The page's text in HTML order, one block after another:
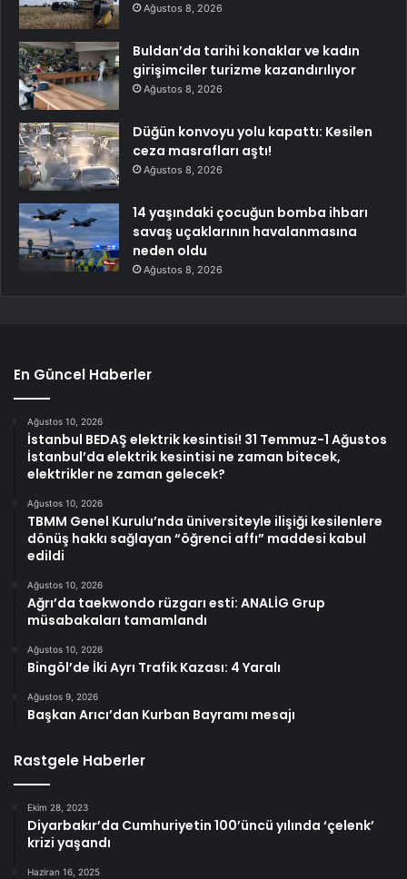
Ağustos 8, 2026
Buldan’da tarihi konaklar ve kadın
girişimciler turizme kazandırılıyor
Ağustos 8, 2026
Düğün konvoyu yolu kapattı: Kesilen
ceza masrafları aştı!
Ağustos 8, 2026
14 yaşındaki çocuğun bomba ihbarı
savaş uçaklarının havalanmasına
neden oldu
Ağustos 8, 2026
En Güncel Haberler
Ağustos 10, 2026
İstanbul BEDAŞ elektrik kesintisi! 31 Temmuz-1 Ağustos
İstanbul’da elektrik kesintisi ne zaman bitecek,
elektrikler ne zaman gelecek?
Ağustos 10, 2026
TBMM Genel Kurulu’nda üniversiteyle ilişiği kesilenlere
dönüş hakkı sağlayan “öğrenci affı” maddesi kabul
edildi
Ağustos 10, 2026
Ağrı’da taekwondo rüzgarı esti: ANALİG Grup
müsabakaları tamamlandı
Ağustos 10, 2026
Bingöl’de İki Ayrı Trafik Kazası: 4 Yaralı
Ağustos 9, 2026
Başkan Arıcı’dan Kurban Bayramı mesajı
Rastgele Haberler
Ekim 28, 2023
Diyarbakır’da Cumhuriyetin 100’üncü yılında ‘çelenk’
krizi yaşandı
Haziran 16, 2025